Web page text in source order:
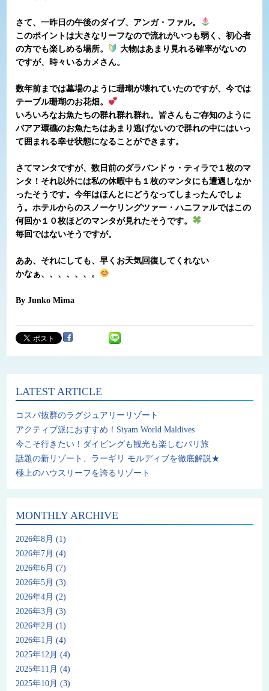
さて、一昨日の午後のダイブ、アンガ・ファル。
このポイントは大きなリーフなので流れがいつも弱く、初心者
の方でも楽しめる場所。
大物はあまり見れる確率がないの
ですが、時々いるカメさん。
数年前までは墓場のように珊瑚が壊れていたのですが、今では
テーブル珊瑚のお花畑。
いろいろなお魚たちの群れ群れ群れ。皆さんもご存知のように
バアア環礁のお魚たちはあまり逃げないので群れの中にはいっ
て囲まれる幸せ状態になることができます。
さてマンタですが、数日前のダラバンドゥ・ティラで１枚のマ
ンタ！それ以外には私の休暇中も１枚のマンタにも遭遇しなか
ったそうです。今年はほんとにどうなってしまったんでしょ
う。ホテルからのスノーケリングツァー・ハニファルではこの
何回か１０枚ほどのマンタが見れたそうです。
毎回ではないそうですが。
ああ、それにしても、早くお天気回復してくれない
かなぁ、、、、、、。
By Junko Mima
LATEST ARTICLE
コスパ抜群のラグジュアリーリゾート
アクティブ派におすすめ！Siyam World Maldives
今こそ行きたい！ダイビングも観光も楽しむバリ旅
話題の新リゾート、ラーギリ モルディブを徹底解説★
極上のハウスリーフを誇るリゾート
MONTHLY ARCHIVE
2026年8月 (1)
2026年7月 (4)
2026年6月 (7)
2026年5月 (3)
2026年4月 (2)
2026年3月 (3)
2026年2月 (1)
2026年1月 (4)
2025年12月 (4)
2025年11月 (4)
2025年10月 (3)